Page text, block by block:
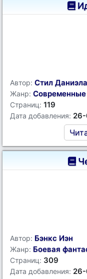
Автор: Стил Даниэла
Жанр:
Страниц: 119
Дата добавления:
Автор: Бэнкс Иэн
Жанр: Боевая
Страниц: 309
Дата добавления: